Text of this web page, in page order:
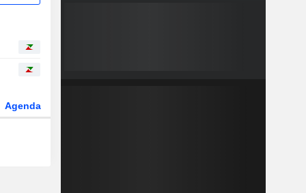
Agenda